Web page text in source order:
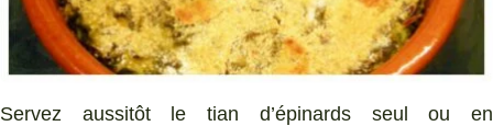
Servez aussitôt le tian d’épinards seul ou en